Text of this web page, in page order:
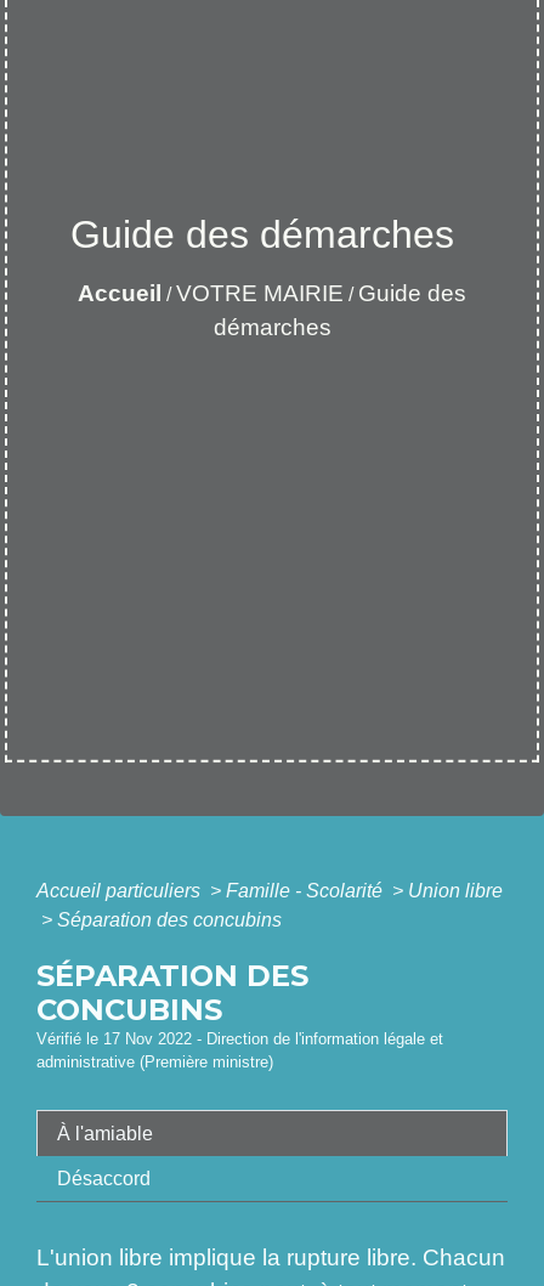
Guide des démarches
Accueil /VOTRE MAIRIE / Guide des
démarches
Accueil particuliers > Famille - Scolarité > Union libre
> Séparation des concubins
SÉPARATION DES
CONCUBINS
Vérifié le 17 Nov 2022 - Direction de l'information légale et
administrative (Première ministre)
À l'amiable
Désaccord
L'union libre implique la rupture libre. Chacun